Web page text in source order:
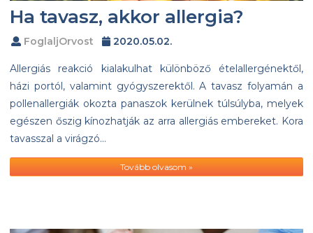
Ha tavasz, akkor allergia?
FoglaljOrvost 2020.05.02.
Allergiás reakció kialakulhat különböző ételallergénektől,
házi portól, valamint gyógyszerektől. A tavasz folyamán a
pollenallergiák okozta panaszok kerülnek túlsúlyba, melyek
egészen őszig kínozhatják az arra allergiás embereket. Kora
tavasszal a virágzó…
Tovább olvasom »